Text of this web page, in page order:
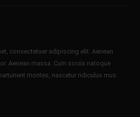
consectetuer adipiscing elit. Aenean
Aenean massa. Cum sociis natoque
montes, nascetur ridiculus mus.